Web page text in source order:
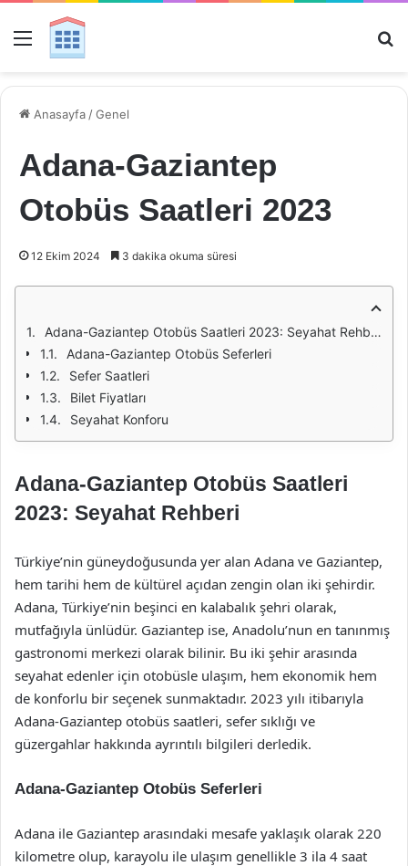
Menü
Anasayfa /Genel
Adana-Gaziantep
Otobüs Saatleri 2023
12 Ekim 2024 3 dakika okuma süresi
Adana-Gaziantep Otobüs Saatleri 2023: Seyahat Rehberi
Adana-Gaziantep Otobüs Seferleri
Sefer Saatleri
Bilet Fiyatları
Seyahat Konforu
Adana-Gaziantep Otobüs Saatleri
2023: Seyahat Rehberi
Türkiye’nin güneydoğusunda yer alan Adana ve Gaziantep,
hem tarihi hem de kültürel açıdan zengin olan iki şehirdir.
Adana, Türkiye’nin beşinci en kalabalık şehri olarak,
mutfağıyla ünlüdür. Gaziantep ise, Anadolu’nun en tanınmış
gastronomi merkezi olarak bilinir. Bu iki şehir arasında
seyahat edenler için otobüsle ulaşım, hem ekonomik hem
de konforlu bir seçenek sunmaktadır. 2023 yılı itibarıyla
Adana-Gaziantep otobüs saatleri, sefer sıklığı ve
güzergahlar hakkında ayrıntılı bilgileri derledik.
Adana-Gaziantep Otobüs Seferleri
Adana ile Gaziantep arasındaki mesafe yaklaşık olarak 220
kilometre olup, karayolu ile ulaşım genellikle 3 ila 4 saat